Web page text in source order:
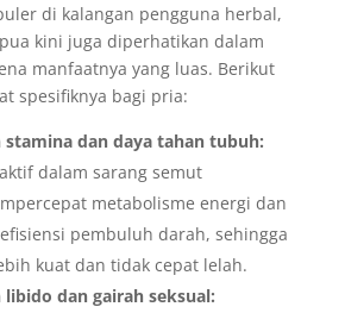
di kalangan pengguna herbal,
kini juga diperhatikan dalam
manfaatnya yang luas. Berikut
spesifiknya bagi pria:
dan daya tahan tubuh:
dalam sarang semut
metabolisme energi dan
pembuluh darah, sehingga
kuat dan tidak cepat lelah.
dan gairah seksual: